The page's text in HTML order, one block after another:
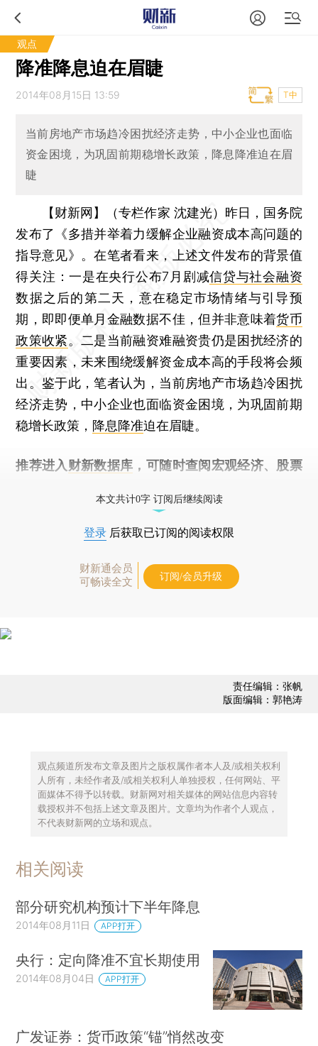
观点
降准降息迫在眉睫
2014年08月15日 13:59 T中
当前房地产市场趋冷困扰经济走势，中小企业也面临
资金困境，为巩固前期稳增长政策，降息降准迫在眉
睫
【财新网】（专栏作家 沈建光） 昨日，国务院
发布了《多措并举着力缓解企业融资成本高问题的
指导意见》。在笔者看来，上述文件发布的背景值
得关注：一是在央行公布7月剧减信贷与社会融资
数据之后的第二天，意在稳定市场情绪与引导预
期，即即便单月金融数据不佳，但并非意味着货币
政策收紧。二是当前融资难融资贵仍是困扰经济的
重要因素，未来围绕缓解资金成本高的手段将会频
出。鉴于此，笔者认为，当前房地产市场趋冷困扰
经济走势，中小企业也面临资金困境，为巩固前期
稳增长政策， 降息降准迫在眉睫。
推荐进入 财新数据库 ，可随时查阅宏观经济、股票
本文共计0字 订阅后继续阅读
登录 后获取已订阅的阅读权限
财新通会员
可畅读全文
订阅/会员升级
责任编辑：张帆
版面编辑：郭艳涛
观点频道所发布文章及图片之版权属作者本人及/或相关权利
人所有，未经作者及/或相关权利人单独授权，任何网站、平
面媒体不得予以转载。财新网对相关媒体的网站信息内容转
载授权并不包括上述文章及图片。文章均为作者个人观点，
不代表财新网的立场和观点。
相关阅读
部分研究机构预计下半年降息
2014年08月11日 APP打开
央行：定向降准不宜长期使用
2014年08月04日 APP打开
广发证券：货币政策“锚”悄然改变